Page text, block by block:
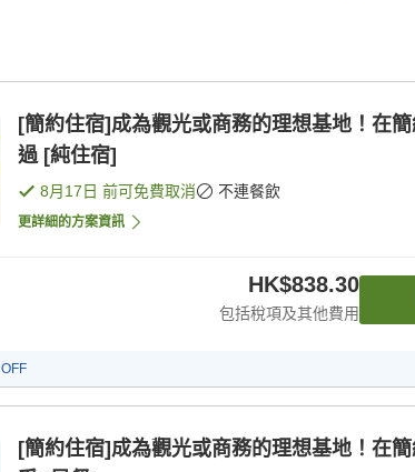
[簡約住宿]成為觀光或商務的理想基地！在
過 [純住宿]
8月17日 前可免費取消 不連餐飲
更詳細的方案資訊
HK$838.30
包括稅項及其他費用
OFF
[簡約住宿]成為觀光或商務的理想基地！在